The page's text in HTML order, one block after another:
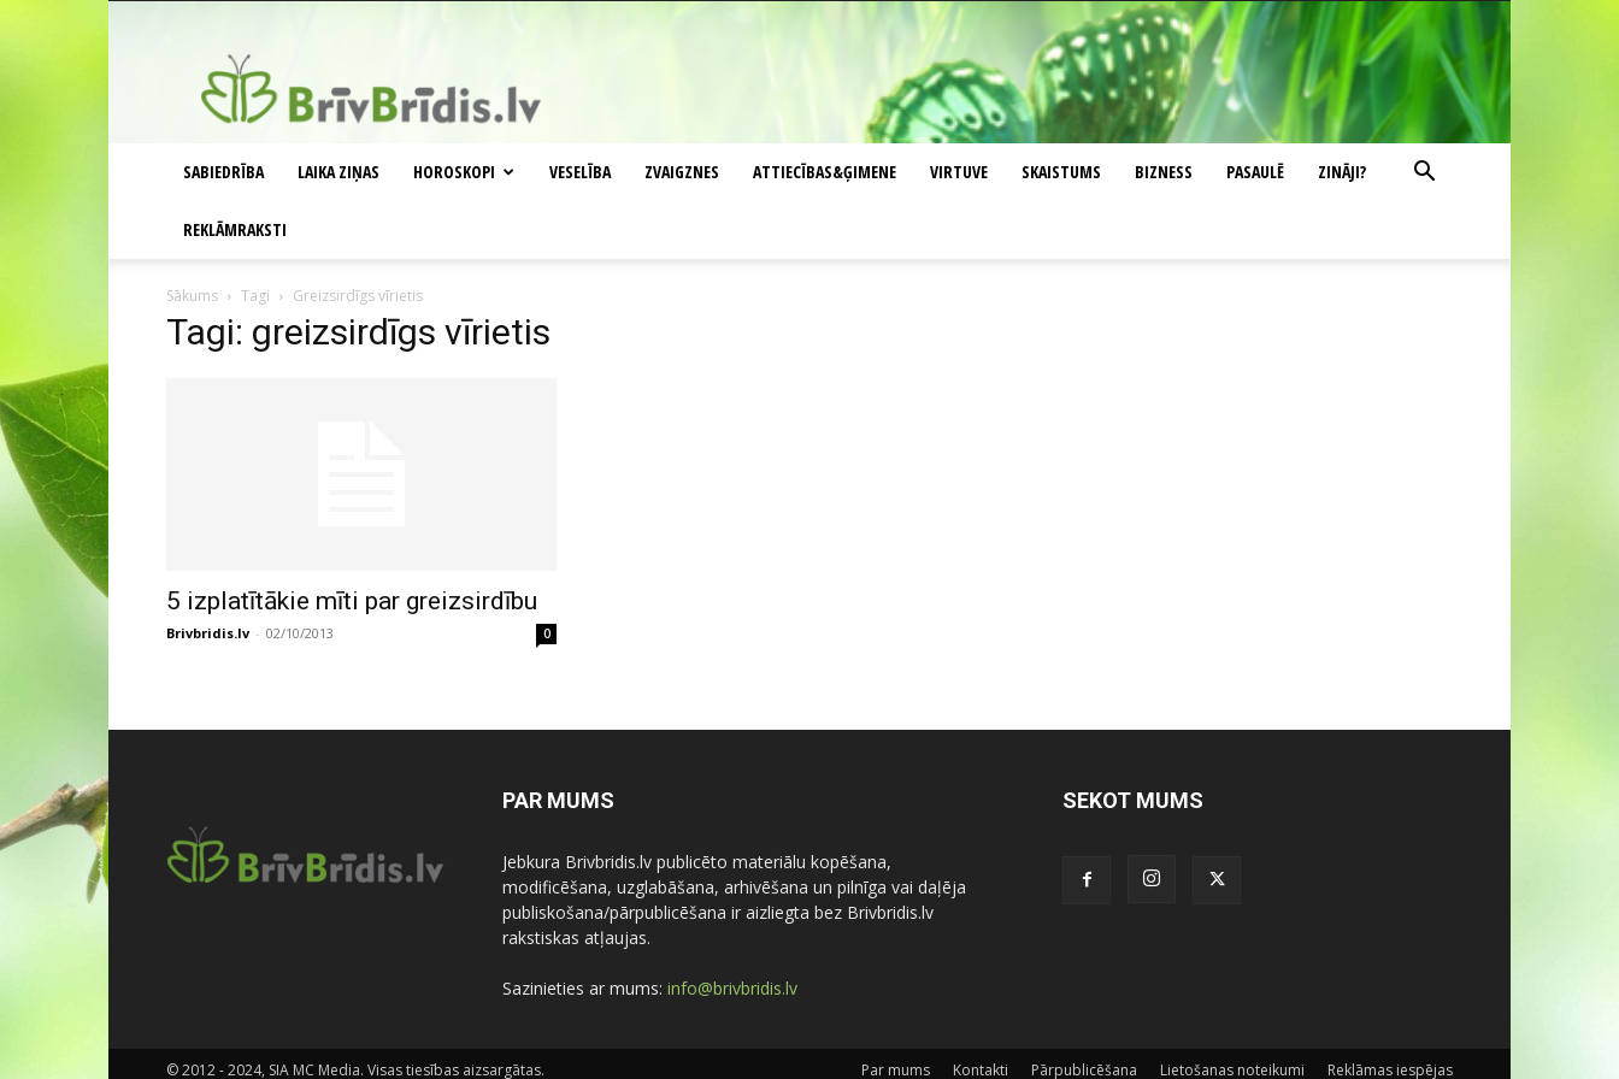
SABIEDRĪBA LAIKA ZIŅAS HOROSKOPI VESELĪBA ZVAIGZNES ATTIECĪBAS&ĢIMENE VIRTUVE SKAISTUMS BIZNESS PASAULĒ ZINĀJI?
REKLĀMRAKSTI
Sākums Tagi Greizsirdīgs vīrietis
Tagi: greizsirdīgs vīrietis
5 izplatītākie mīti par greizsirdību
Brivbridis.lv - 02/10/2013 0
PAR MUMS
Jebkura Brivbridis.lv publicēto materiālu kopēšana,
modificēšana, uzglabāšana, arhivēšana un pilnīga vai daļēja
publiskošana/pārpublicēšana ir aizliegta bez Brivbridis.lv
rakstiskas atļaujas.
Sazinieties ar mums: info@brivbridis.lv
SEKOT MUMS
Par mums Kontakti Pārpublicēšana Lietošanas noteikumi Reklāmas iespējas
© 2012 - 2024, SIA MC Media. Visas tiesības aizsargātas.